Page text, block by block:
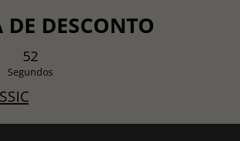
DESCONTO
51
Segundos